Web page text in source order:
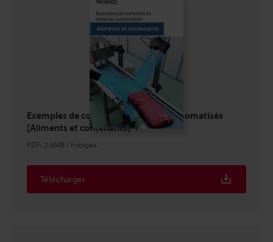
Exemples de contrôles et mesures automatisés
[Aliments et contenants]
PDF: 2.6MB / Français
Télécharger